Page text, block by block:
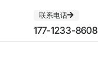
联系电话
177-1233-8608